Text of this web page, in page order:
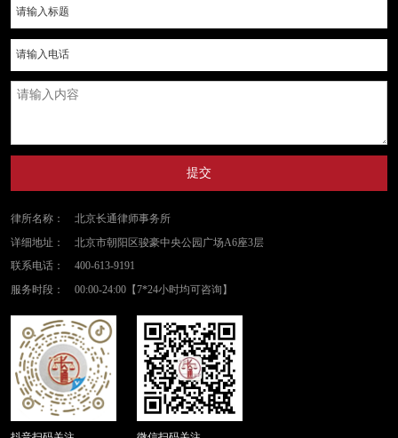
提交
律所名称：
北京长通律师事务所
详细地址：
北京市朝阳区骏豪中央公园广场A6座3层
联系电话：
400-613-9191
服务时段：
00:00-24:00【7*24小时均可咨询】